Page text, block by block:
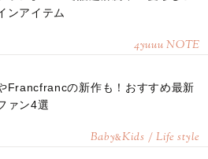
ンアイテム
4yuuu NOTE
Francfrancの新作も！おすすめ最新
ァン4選
Baby&Kids / Life style